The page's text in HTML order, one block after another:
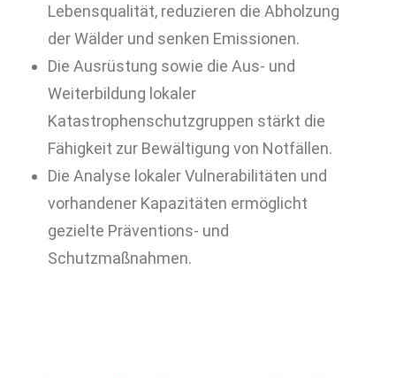
Lebensqualität, reduzieren die Abholzung
der Wälder und senken Emissionen.
Die Ausrüstung sowie die Aus- und
Weiterbildung lokaler
Katastrophenschutzgruppen stärkt die
Fähigkeit zur Bewältigung von Notfällen.
Die Analyse lokaler Vulnerabilitäten und
vorhandener Kapazitäten ermöglicht
gezielte Präventions- und
Schutzmaßnahmen.